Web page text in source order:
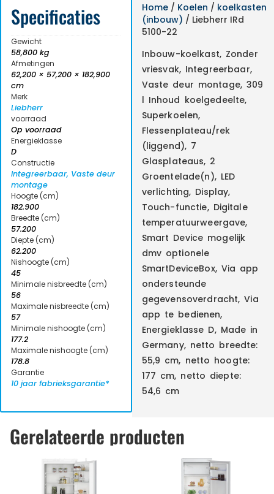
Specificaties
Gewicht
58,800 kg
Afmetingen
62,200 × 57,200 × 182,900
cm
Merk
Liebherr
voorraad
Op voorraad
Energieklasse
D
Constructie
Integreerbaar, Vaste deur
montage
Hoogte (cm)
182.900
Breedte (cm)
57.200
Diepte (cm)
62.200
Nishoogte (cm)
45
Minimale nisbreedte (cm)
56
Maximale nisbreedte (cm)
57
Minimale nishoogte (cm)
177.2
Maximale nishoogte (cm)
178.8
Garantie
10 jaar fabrieksgarantie*
Home/ Koelen / koelkasten
(inbouw) / Liebherr IRd
5100-22
Inbouw-koelkast, Zonder
vriesvak, Integreerbaar,
Vaste deur montage, 309
l Inhoud koelgedeelte,
Superkoelen,
Flessenplateau/rek
(liggend), 7
Glasplateaus, 2
Groentelade(n), LED
verlichting, Display,
Touch-functie, Digitale
temperatuurweergave,
Smart Device mogelijk
dmv optionele
SmartDeviceBox, Via app
ondersteunde
gegevensoverdracht, Via
app te bedienen,
Energieklasse D, Made in
Germany, netto breedte:
55,9 cm, netto hoogte:
177 cm, netto diepte:
54,6 cm
Gerelateerde producten